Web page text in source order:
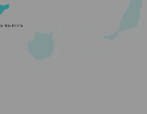
TENERIFE